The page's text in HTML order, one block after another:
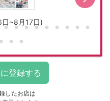
日~8月17日)
したお店は